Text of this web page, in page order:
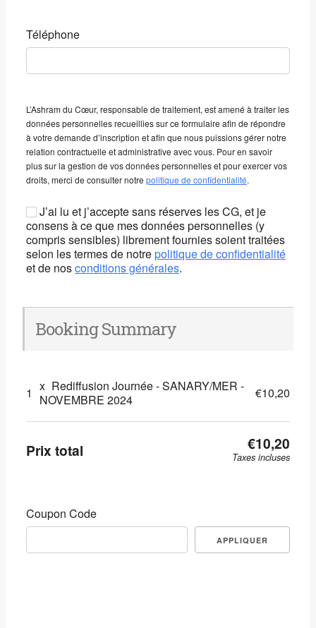
Téléphone
L’Ashram du Cœur, responsable de traitement, est amené à traiter les
données personnelles recueillies sur ce formulaire afin de répondre
à votre demande d’inscription et afin que nous puissions gérer notre
relation contractuelle et administrative avec vous. Pour en savoir
plus sur la gestion de vos données personnelles et pour exercer vos
droits, merci de consulter notre politique de confidentialité.
J’ai lu et j’accepte sans réserves les CG, et je
consens à ce que mes données personnelles (y
compris sensibles) librement fournies soient traitées
selon les termes de notrepolitique de confidentialité
et de nosconditions générales.
Booking Summary
1 x Rediffusion Journée - SANARY/MER -
NOVEMBRE 2024
€10,20
Prix total €10,20
Taxes incluses
Coupon Code
APPLIQUER